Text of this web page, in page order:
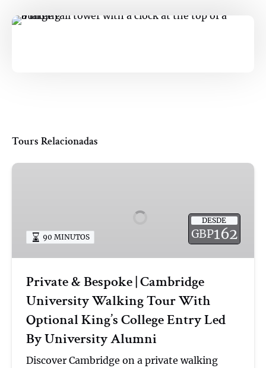
Tours Relacionadas
Private
University
Walking
With
Optional
King’s
College
Entry
Led
DESDE
GBP162
90 MINUTOS
Private & Bespoke | Cambridge
University Walking Tour With
Optional King’s College Entry Led
By University Alumni
Discover Cambridge on a private walking